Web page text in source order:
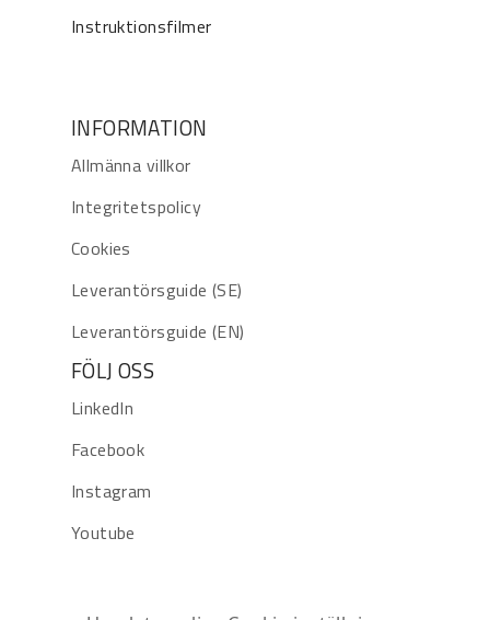
Instruktionsfilmer
INFORMATION
Allmänna villkor
Integritetspolicy
Cookies
Leverantörsguide (SE)
Leverantörsguide (EN)
FÖLJ OSS
LinkedIn
Facebook
Instagram
Youtube